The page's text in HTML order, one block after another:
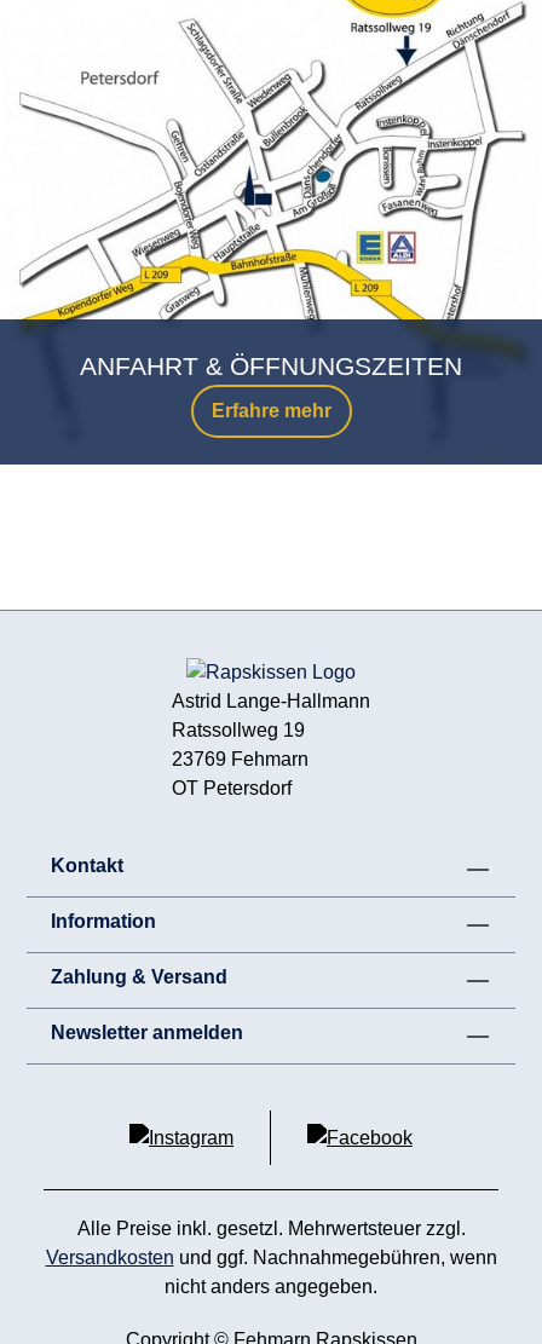
Erfahre mehr
ANFAHRT & ÖFFNUNGSZEITEN
Astrid Lange-Hallmann
Ratssollweg 19
23769 Fehmarn
OT Petersdorf
Kontakt
Information
Zahlung & Versand
Newsletter anmelden
Alle Preise inkl. gesetzl. Mehrwertsteuer zzgl.
Versandkosten und ggf. Nachnahmegebühren, wenn
nicht anders angegeben.
Copyright © Fehmarn Rapskissen